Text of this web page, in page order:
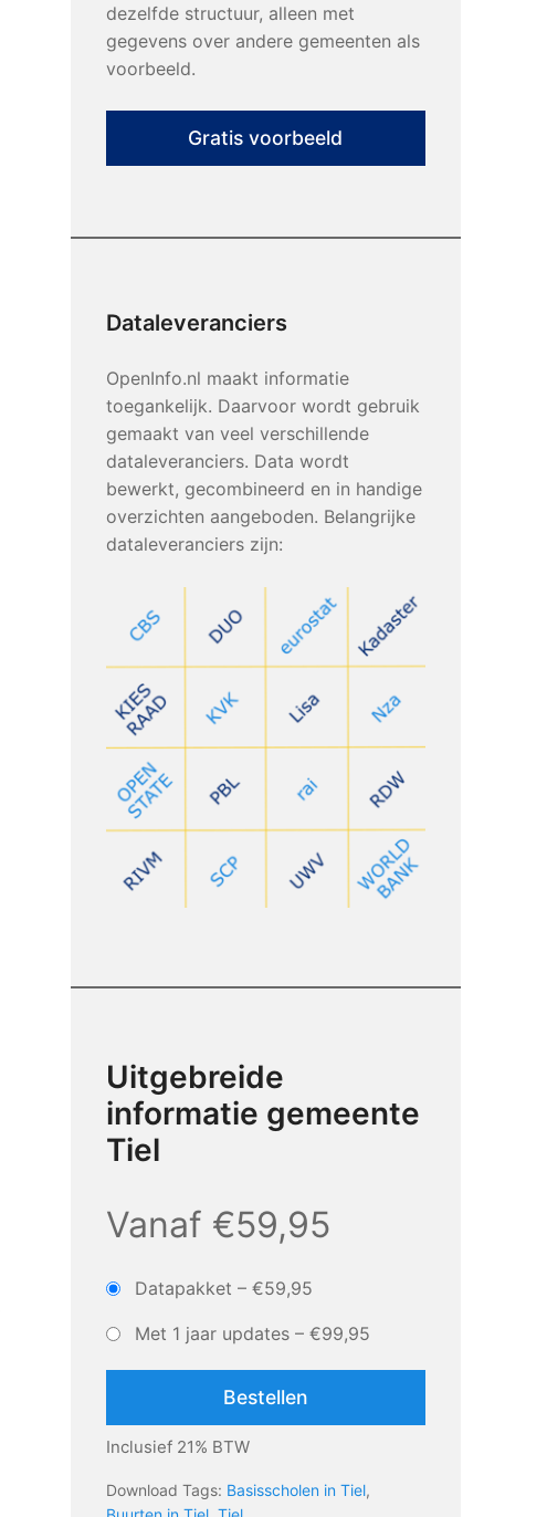
dezelfde structuur, alleen met
gegevens over andere gemeenten als
voorbeeld.
Gratis voorbeeld
Dataleveranciers
OpenInfo.nl maakt informatie
toegankelijk. Daarvoor wordt gebruik
gemaakt van veel verschillende
dataleveranciers. Data wordt
bewerkt, gecombineerd en in handige
overzichten aangeboden. Belangrijke
dataleveranciers zijn:
Uitgebreide
informatie gemeente
Tiel
Vanaf €59,95
Datapakket – €59,95
Met 1 jaar updates– €99,95
Bestellen
Inclusief 21% BTW
Download Tags: Basisscholen in Tiel,